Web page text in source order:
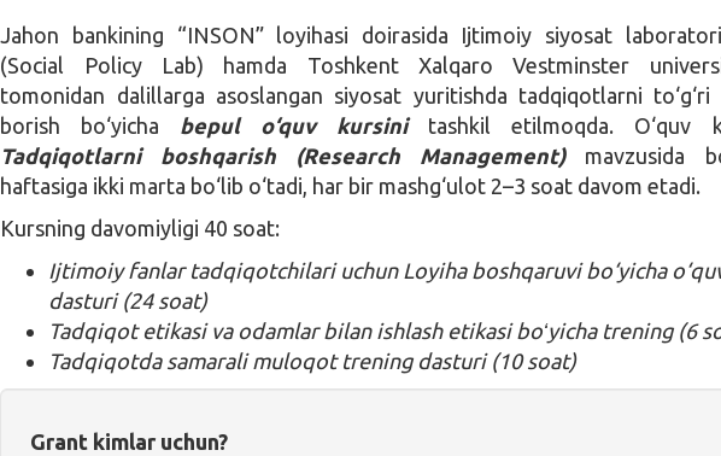
Jahon bankining “INSON” loyihasi doirasida Ijtimoiy siyosat
(Social Policy Lab) hamda Toshkent Xalqaro Vestminster
tomonidan dalillarga asoslangan siyosat yuritishda tadqiqotlarni to‘g‘ri
borish bo‘yicha bepul o‘quv kursinitashkil etilmoqda. O‘quv
Tadqiqotlarni boshqarish (Research Management)mavzusida
haftasiga ikki marta bo‘lib o‘tadi, har bir mashg‘ulot 2–3 soat davom etadi.
Kursning davomiyligi 40 soat:
Ijtimoiy fanlar tadqiqotchilari uchun Loyiha boshqaruvi bo‘yicha
dasturi (24 soat)
Tadqiqot etikasi va odamlar bilan ishlash etikasi boʻyicha trening (6
Tadqiqotda samarali muloqot trening dasturi (10 soat)
Grant kimlar uchun?